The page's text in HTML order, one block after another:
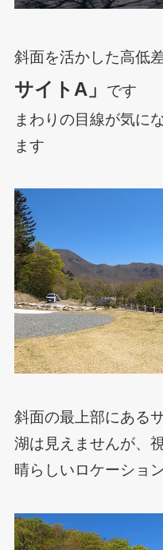
斜面を活かした高低
サイトA」
です
まわりの目線が気に
ます
斜面の最上部にある
湖は見えませんが、
晴らしいロケーショ